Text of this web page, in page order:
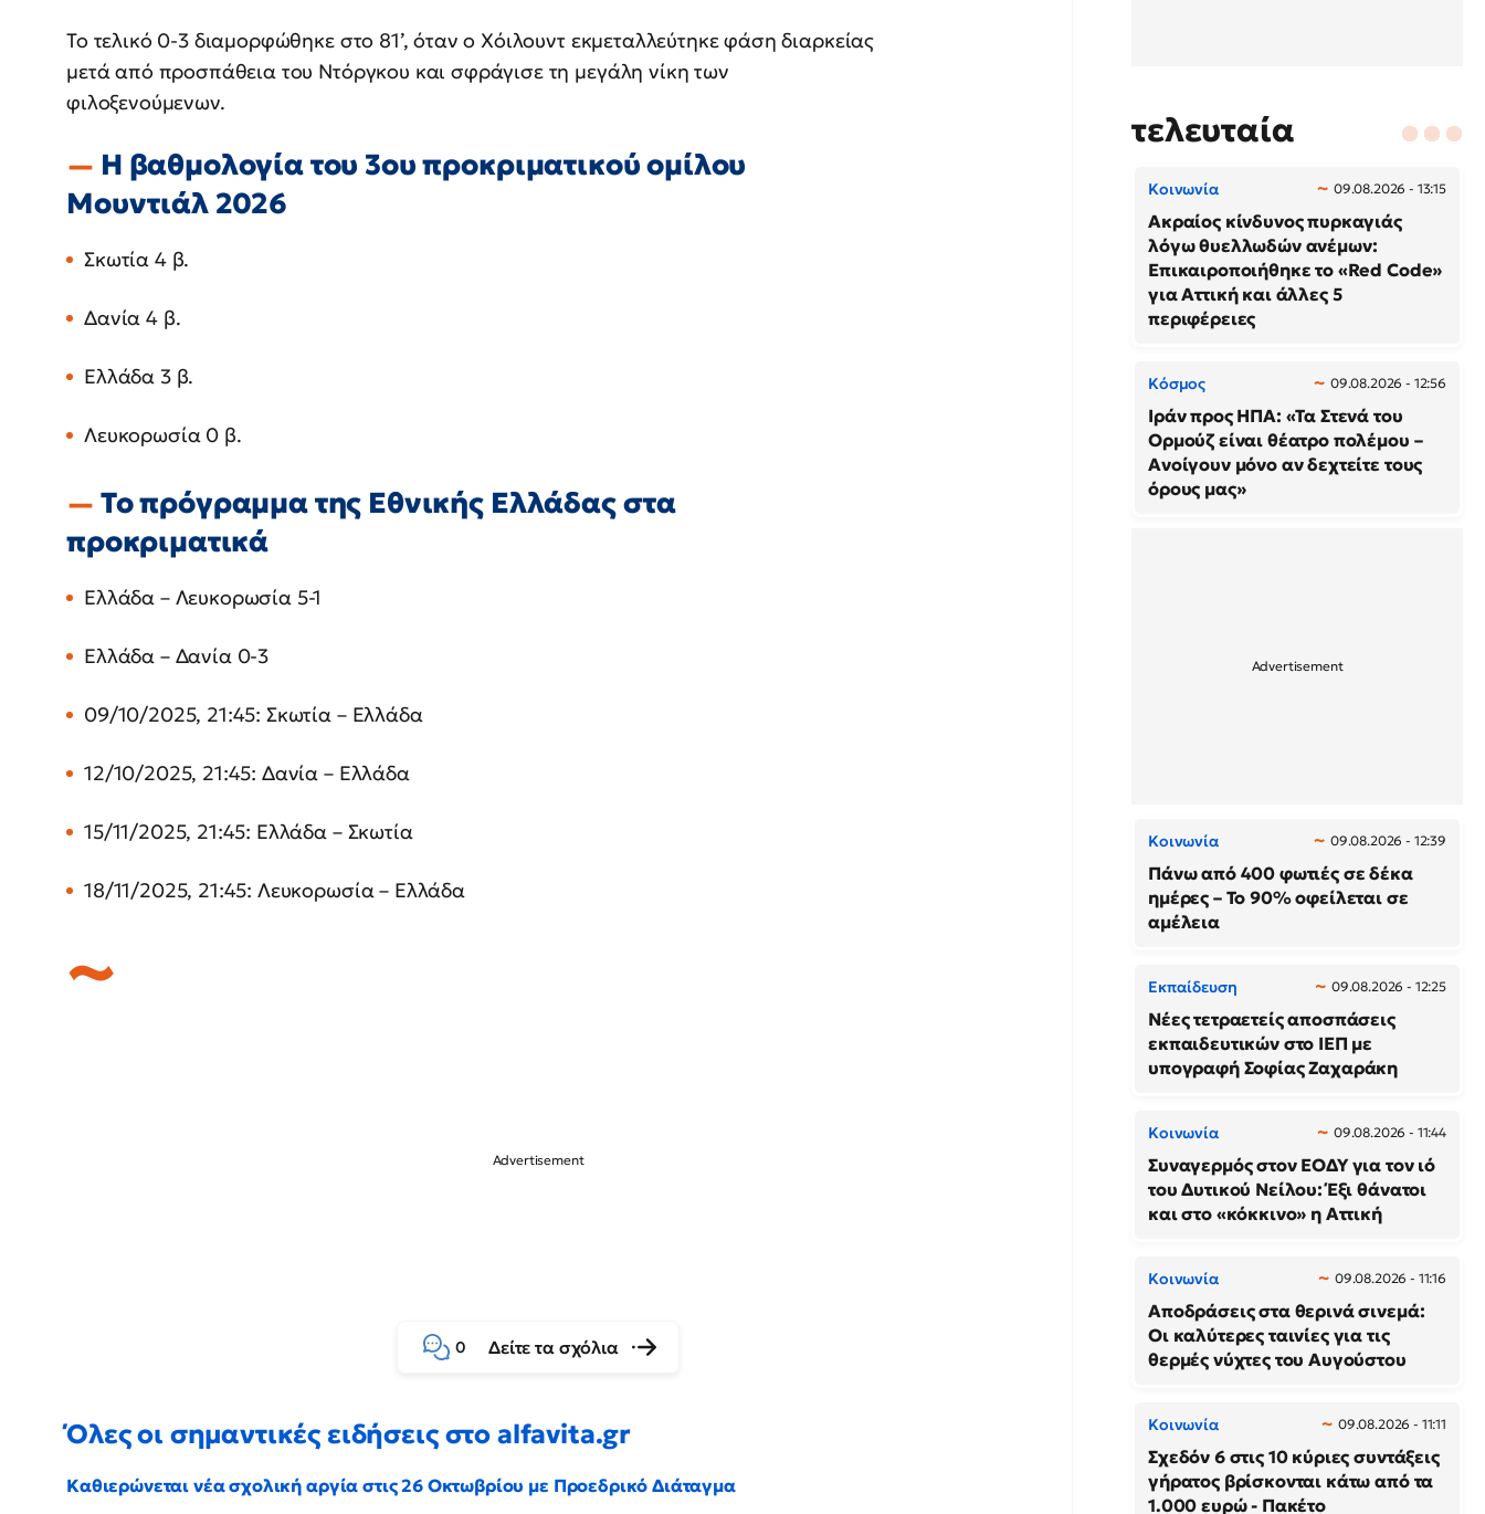
Το τελικό 0-3 διαμορφώθηκε στο 81’, όταν ο Χόιλουντ εκμεταλλεύτηκε φάση διαρκείας
μετά από προσπάθεια του Ντόργκου και σφράγισε τη μεγάλη νίκη των
φιλοξενούμενων.
Η βαθμολογία του 3ου προκριματικού ομίλου
Μουντιάλ 2026
Σκωτία 4 β.
Δανία 4 β.
Ελλάδα 3 β.
Λευκορωσία 0 β.
Το πρόγραμμα της Εθνικής Ελλάδας στα
προκριματικά
Ελλάδα – Λευκορωσία 5-1
Ελλάδα – Δανία 0-3
09/10/2025, 21:45: Σκωτία – Ελλάδα
12/10/2025, 21:45: Δανία – Ελλάδα
15/11/2025, 21:45: Ελλάδα – Σκωτία
18/11/2025, 21:45: Λευκορωσία – Ελλάδα
0 Δείτε τα σχόλια
Όλες οι σημαντικές ειδήσεις στο alfavita.gr
Καθιερώνεται νέα σχολική αργία στις 26 Οκτωβρίου με Προεδρικό Διάταγμα
τελευταία
Κοινωνία 09.08.2026 - 13:15
Ακραίος κίνδυνος πυρκαγιάς
λόγω θυελλωδών ανέμων:
Επικαιροποιήθηκε το «Red Code»
για Αττική και άλλες 5
περιφέρειες
Κόσμος 09.08.2026 - 12:56
Ιράν προς ΗΠΑ: «Τα Στενά του
Ορμούζ είναι θέατρο πολέμου –
Ανοίγουν μόνο αν δεχτείτε τους
όρους μας»
Κοινωνία 09.08.2026 - 12:39
Πάνω από 400 φωτιές σε δέκα
ημέρες – Το 90% οφείλεται σε
αμέλεια
Εκπαίδευση 09.08.2026 - 12:25
Νέες τετραετείς αποσπάσεις
εκπαιδευτικών στο ΙΕΠ με
υπογραφή Σοφίας Ζαχαράκη
Κοινωνία 09.08.2026 - 11:44
Συναγερμός στον ΕΟΔΥ για τον ιό
του Δυτικού Νείλου: Έξι θάνατοι
και στο «κόκκινο» η Αττική
Κοινωνία 09.08.2026 - 11:16
Αποδράσεις στα θερινά σινεμά:
Οι καλύτερες ταινίες για τις
θερμές νύχτες του Αυγούστου
Κοινωνία 09.08.2026 - 11:11
Σχεδόν 6 στις 10 κύριες συντάξεις
γήρατος βρίσκονται κάτω από τα
1.000 ευρώ - Πακέτο